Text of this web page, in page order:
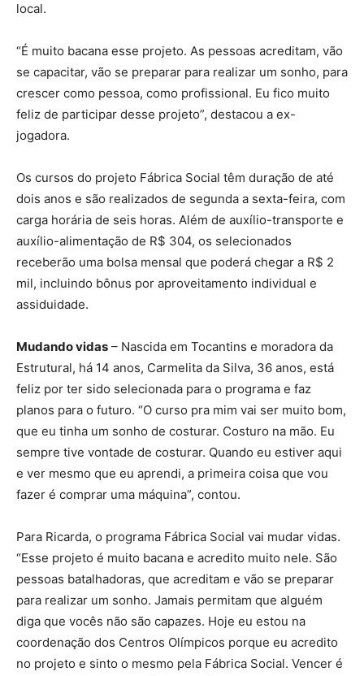
local.
“É muito bacana esse projeto. As pessoas acreditam, vão
se capacitar, vão se preparar para realizar um sonho, para
crescer como pessoa, como profissional. Eu fico muito
feliz de participar desse projeto”, destacou a ex-
jogadora.
Os cursos do projeto Fábrica Social têm duração de até
dois anos e são realizados de segunda a sexta-feira, com
carga horária de seis horas. Além de auxílio-transporte e
auxílio-alimentação de R$ 304, os selecionados
receberão uma bolsa mensal que poderá chegar a R$ 2
mil, incluindo bônus por aproveitamento individual e
assiduidade.
Mudando vidas – Nascida em Tocantins e moradora da
Estrutural, há 14 anos, Carmelita da Silva, 36 anos, está
feliz por ter sido selecionada para o programa e faz
planos para o futuro. “O curso pra mim vai ser muito bom,
que eu tinha um sonho de costurar. Costuro na mão. Eu
sempre tive vontade de costurar. Quando eu estiver aqui
e ver mesmo que eu aprendi, a primeira coisa que vou
fazer é comprar uma máquina”, contou.
Para Ricarda, o programa Fábrica Social vai mudar vidas.
“Esse projeto é muito bacana e acredito muito nele. São
pessoas batalhadoras, que acreditam e vão se preparar
para realizar um sonho. Jamais permitam que alguém
diga que vocês não são capazes. Hoje eu estou na
coordenação dos Centros Olímpicos porque eu acredito
no projeto e sinto o mesmo pela Fábrica Social. Vencer é